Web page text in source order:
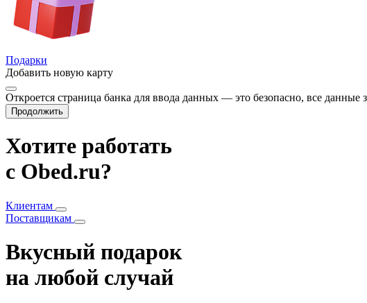
Подарки
Добавить новую карту
Откроется страница банка для ввода данных — это безопасно, все
Продолжить
Хотите работать
с Obed.ru?
Клиентам
Поставщикам
Вкусный подарок
на любой случай